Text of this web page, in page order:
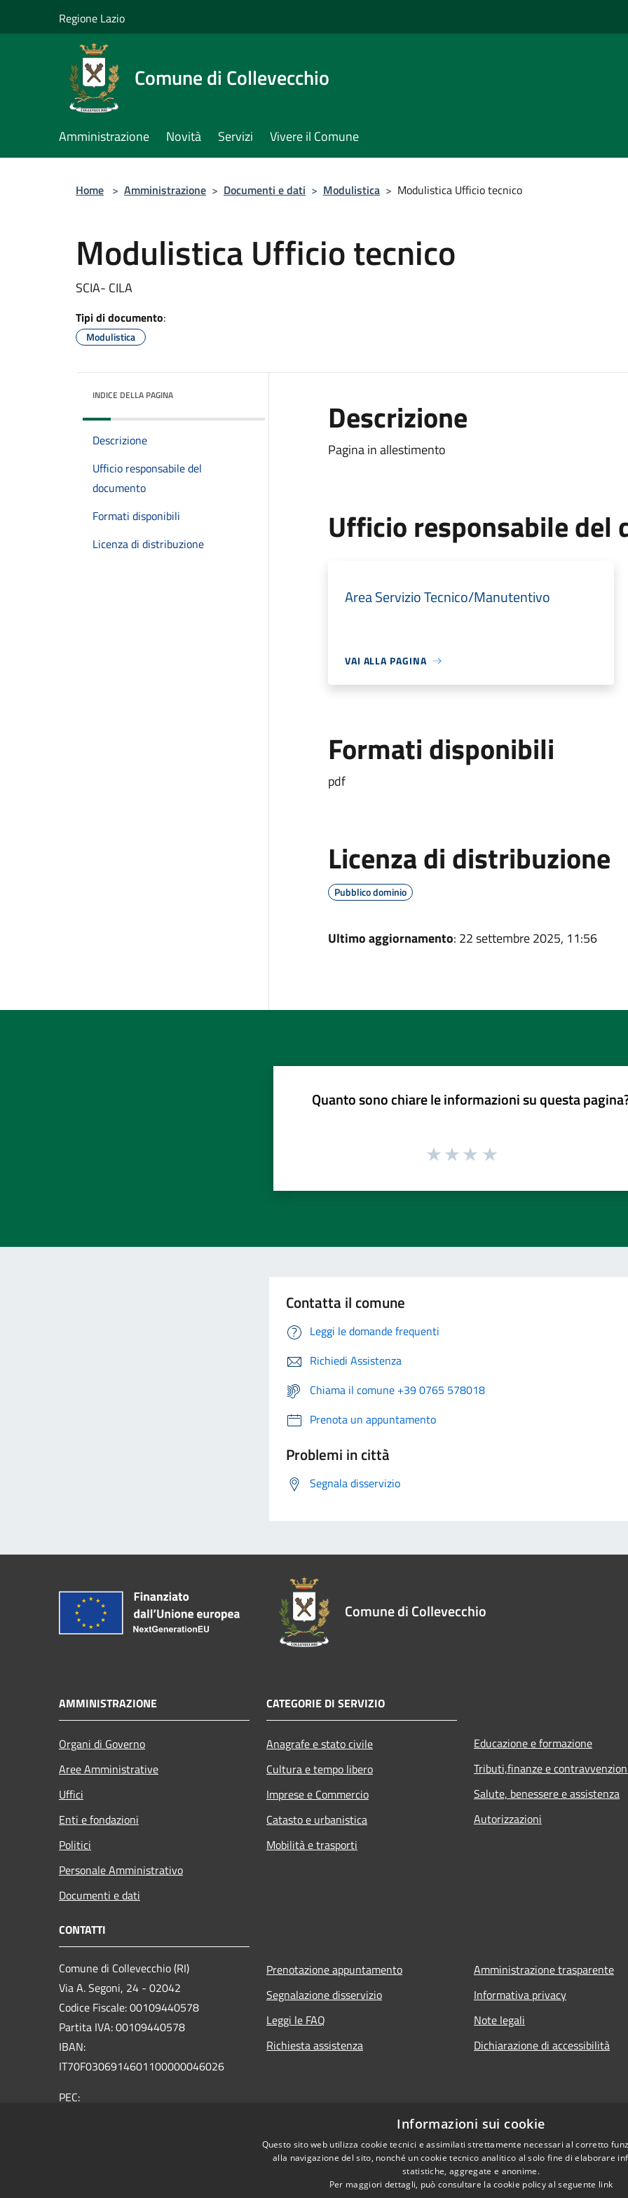
Regione Lazio
Comune di Collevecchio
Amministrazione Novità Servizi Vivere il Comune
Home > Amministrazione > Documenti e dati > Modulistica > Modulistica Ufficio tecnico
Modulistica Ufficio tecnico
SCIA- CILA
Tipi di documento:
Modulistica
INDICE DELLA PAGINA
Descrizione
Ufficio responsabile del
documento
Formati disponibili
Licenza di distribuzione
Descrizione
Pagina in allestimento
Ufficio responsabile del
Area Servizio Tecnico/Manutentivo
VAI ALLA PAGINA
Formati disponibili
pdf
Licenza di distribuzione
Pubblico dominio
Ultimo aggiornamento: 22 settembre 2025, 11:56
Quanto sono chiare le informazioni su questa
Contatta il comune
Leggi le domande frequenti
Richiedi Assistenza
Chiama il comune +39 0765 578018
Prenota un appuntamento
Problemi in città
Segnala disservizio
Comune di Collevecchio
AMMINISTRAZIONE
Organi di Governo
Aree Amministrative
Uffici
Enti e fondazioni
Politici
Personale Amministrativo
Documenti e dati
CATEGORIE DI SERVIZIO
Anagrafe e stato civile
Cultura e tempo libero
Imprese e Commercio
Catasto e urbanistica
Mobilità e trasporti
Educazione e formazione
Tributi,finanze e
Salute, benessere e assistenza
Autorizzazioni
CONTATTI
Comune di Collevecchio (RI)
Via A. Segoni, 24 - 02042
Codice Fiscale: 00109440578
Partita IVA: 00109440578
IBAN:
IT70F0306914601100000046026
PEC:
Prenotazione appuntamento
Segnalazione disservizio
Leggi le FAQ
Richiesta assistenza
Amministrazione trasparente
Informativa privacy
Note legali
Dichiarazione di accessibilità
Informazioni sui cookie
Questo sito web utilizza cookie tecnici e assimilati strettamente necessari al corretto
alla navigazione del sito, nonché un cookie tecnico analitico al solo fine di elaborare
statistiche, aggregate e anonime.
Per maggiori dettagli, può consultare la cookie policy al seguente link